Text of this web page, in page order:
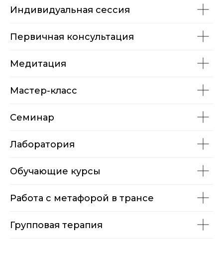
Индивидуальная сессия
Первичная консультация
Медитация
Мастер-класс
Семинар
Лаборатория
Обучающие курсы
Работа с метафорой в трансе
Групповая терапия